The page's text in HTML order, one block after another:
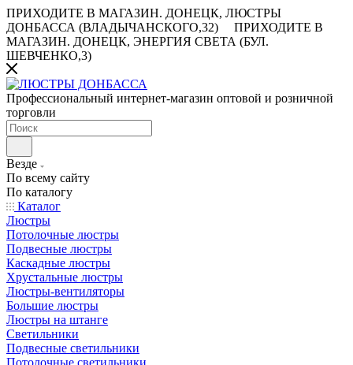
ПРИХОДИТЕ В МАГАЗИН. ДОНЕЦК, ЛЮСТРЫ
ДОНБАССА (ВЛАДЫЧАНСКОГО,32)
ПРИХОДИТЕ В
МАГАЗИН. ДОНЕЦК, ЭНЕРГИЯ СВЕТА (БУЛ.
ШЕВЧЕНКО,3)
Профессиональный интернет-магазин оптовой и розничной
торговли
Везде
По всему сайту
По каталогу
Каталог
Люстры
Потолочные люстры
Подвесные люстры
Каскадные люстры
Хрустальные люстры
Люстры-вентиляторы
Большие люстры
Люстры на штанге
Светильники
Подвесные светильники
Потолочные светильники